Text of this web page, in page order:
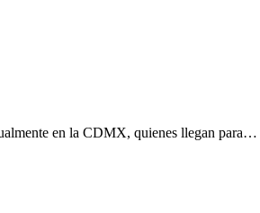
en la CDMX, quienes llegan para…